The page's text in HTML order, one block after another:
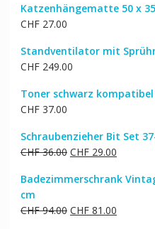
war:
ist:
Katzenhängematte 50 x
CHF27.00
Standventilator mit
CHF249.00
Toner schwarz kompatibel
CHF37.00
Schraubenzieher Bit Set
CHF36.00 Ursprünglicher
war:
CHF29.00Aktueller
ist:
Badezimmerschrank
cm
CHF94.00 Ursprünglicher
CHF81.00Aktueller